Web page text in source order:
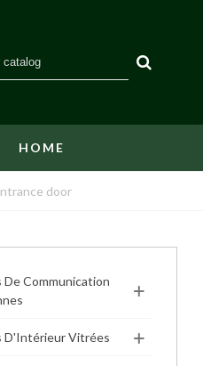
HOME
door
De Communication
D'Intérieur Vitrées